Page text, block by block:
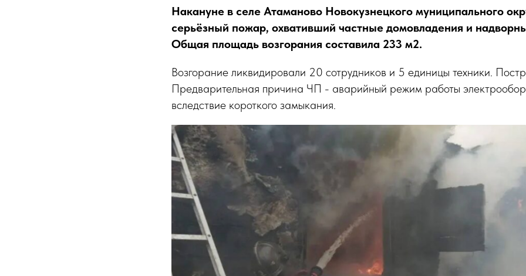
Накануне в селе Атаманово Новокузнецкого муниципального
серьёзный пожар, охвативший частные домовладения и
Общая площадь возгорания составила 233 м2.
Возгорание ликвидировали 20 сотрудников и 5 единицы техники.
Предварительная причина ЧП - аварийный режим работы
вследствие короткого замыкания.